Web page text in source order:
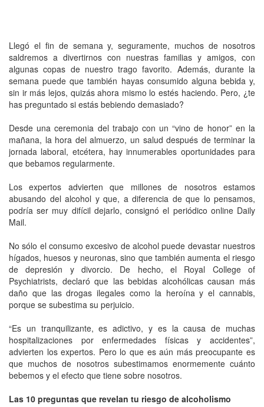
Llegó el fin de semana y, seguramente, muchos de nosotros
saldremos a divertirnos con nuestras familias y amigos, con
algunas copas de nuestro trago favorito. Además, durante la
semana puede que también hayas consumido alguna bebida y,
sin ir más lejos, quizás ahora mismo lo estés haciendo. Pero, ¿te
has preguntado si estás bebiendo demasiado?
Desde una ceremonia del trabajo con un “vino de honor” en la
mañana, la hora del almuerzo, un salud después de terminar la
jornada laboral, etcétera, hay innumerables oportunidades para
que bebamos regularmente.
Los expertos advierten que millones de nosotros estamos
abusando del alcohol y que, a diferencia de que lo pensamos,
podría ser muy difícil dejarlo, consignó el periódico online Daily
Mail.
No sólo el consumo excesivo de alcohol puede devastar nuestros
hígados, huesos y neuronas, sino que también aumenta el riesgo
de depresión y divorcio. De hecho, el Royal College of
Psychiatrists, declaró que las bebidas alcohólicas causan más
daño que las drogas ilegales como la heroína y el cannabis,
porque se subestima su perjuicio.
“Es un tranquilizante, es adictivo, y es la causa de muchas
hospitalizaciones por enfermedades físicas y accidentes”,
advierten los expertos. Pero lo que es aún más preocupante es
que muchos de nosotros subestimamos enormemente cuánto
bebemos y el efecto que tiene sobre nosotros.
Las 10 preguntas que revelan tu riesgo de alcoholismo